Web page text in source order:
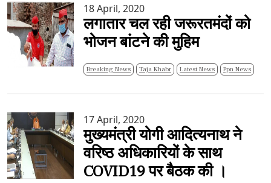
18 April, 2020
लगातार चल रही जरूरतमंदों को
भोजन बांटने की मुहिम
Breaking News Taja Khabr Latest News Ppn News
17 April, 2020
मुख्यमंत्री योगी आदित्यनाथ ने
वरिष्ठ अधिकारियों के साथ
COVID19 पर बैठक की ।